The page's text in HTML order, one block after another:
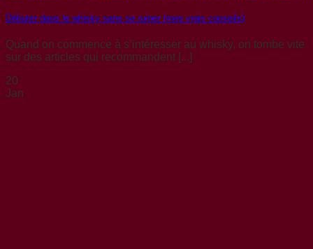
Débuter dans le whisky sans se ruiner (mes vrais conseils)
Quand on commence à s’intéresser au whisky, on tombe vite
sur des articles qui recommandent [...]
20
Jan